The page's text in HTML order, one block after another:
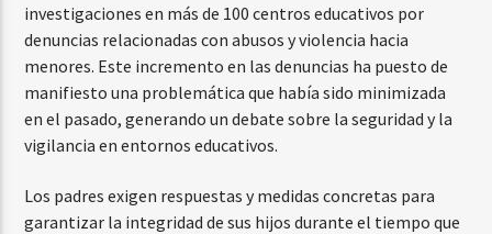
investigaciones en más de 100 centros educativos por
denuncias relacionadas con abusos y violencia hacia
menores. Este incremento en las denuncias ha puesto de
manifiesto una problemática que había sido minimizada
en el pasado, generando un debate sobre la seguridad y la
vigilancia en entornos educativos.
Los padres exigen respuestas y medidas concretas para
garantizar la integridad de sus hijos durante el tiempo que